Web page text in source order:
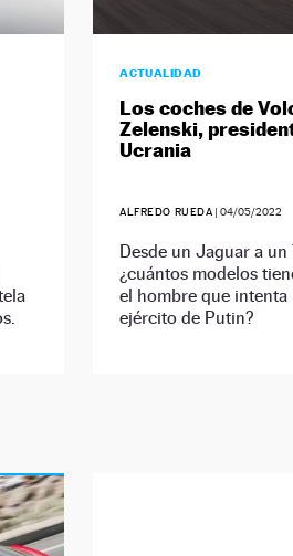
ACTUALIDAD
Los coches de
Zelenski,
Ucrania
ALFREDO RUEDA |04/05/2022
Desde un Jaguar a un
¿cuántos modelos
el hombre que intenta
ejército de Putin?